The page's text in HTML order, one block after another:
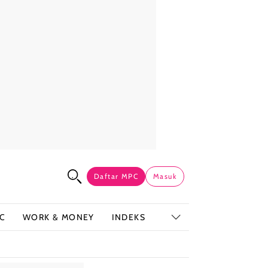
Daftar MPC Masuk
WORK & MONEY INDEKS